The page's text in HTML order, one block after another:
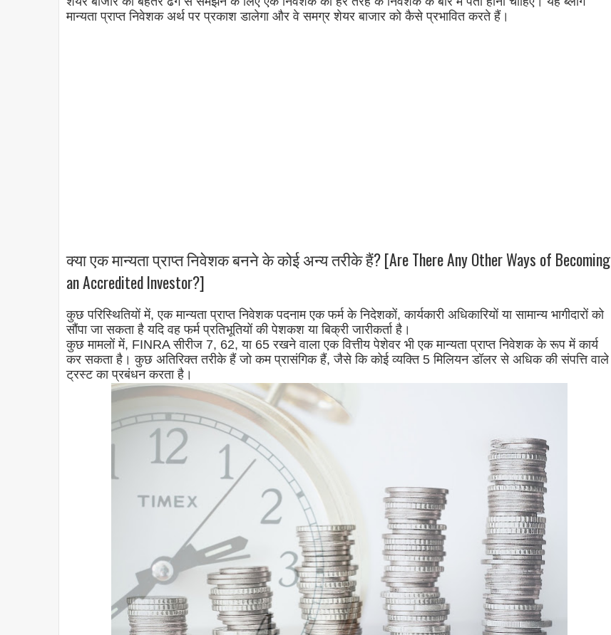
मान्यता प्राप्त निवेशक अर्थ पर प्रकाश डालेगा और वे समग्र शेयर बाजार को कैसे प्रभावित करते हैं।
क्या एक मान्यता प्राप्त निवेशक बनने के कोई अन्य तरीके हैं? [Are There Any Other Ways of Becoming
an Accredited Investor?]
कुछ परिस्थितियों में, एक मान्यता प्राप्त निवेशक पदनाम एक फर्म के निदेशकों, कार्यकारी अधिकारियों या सामान्य भागीदारों को
सौंपा जा सकता है यदि वह फर्म प्रतिभूतियों की पेशकश या बिक्री जारीकर्ता है।
कुछ मामलों में, FINRA सीरीज 7, 62, या 65 रखने वाला एक वित्तीय पेशेवर भी एक मान्यता प्राप्त निवेशक के रूप में कार्य
कर सकता है। कुछ अतिरिक्त तरीके हैं जो कम प्रासंगिक हैं, जैसे कि कोई व्यक्ति 5 मिलियन डॉलर से अधिक की संपत्ति वाले
ट्रस्ट का प्रबंधन करता है।